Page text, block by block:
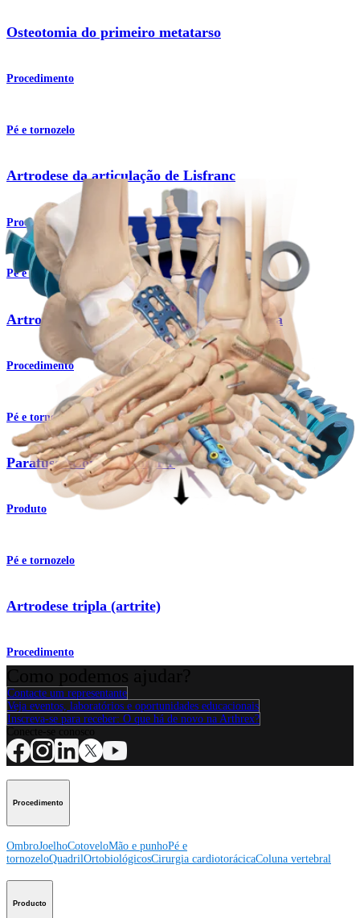
Osteotomia do primeiro metatarso
Procedimento
Pé e tornozelo
Artrodese da articulação de Lisfranc
Procedimento
Pé e tornozelo
Artrodese da articulação metatarsofalângica
Procedimento
Pé e tornozelo
Parafusos Compression FT
Produto
Pé e tornozelo
Artrodese tripla (artrite)
Procedimento
Contacte um representante
Veja eventos, laboratórios e oportunidades educacionais
Inscreva-se para receber: O que há de novo na Arthrex?
Procedimento
OmbroJoelhoCotoveloMão e punhoPé e
tornozeloQuadrilOrtobiológicosCirurgia cardiotorácicaColuna vertebral
Producto